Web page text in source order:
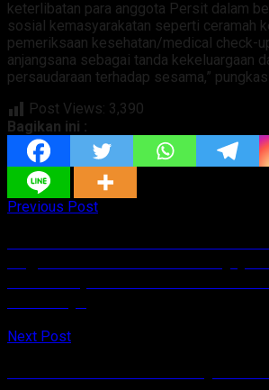
keterlibatan para anggota Persit dalam
sosial kemasyarakatan seperti ceramah
pemeriksaan kesehatan/medical check-
anjangsana sebagai tanda kekeluargaan
persaudaraan terhadap sesama,”
Post Views: 3,390
Bagikan ini :
Previous Post
Next Post